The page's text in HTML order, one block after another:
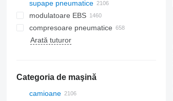
supape pneumatice
modulatoare EBS
compresoare pneumatice
Arată tuturor
Categoria de maşină
camioane